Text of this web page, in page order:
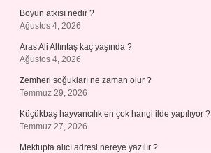
Boyun atkısı nedir ?
Ağustos 4, 2026
Aras Ali Altıntaş kaç yaşında ?
Ağustos 4, 2026
Zemheri soğukları ne zaman olur ?
Temmuz 29, 2026
Küçükbaş hayvancılık en çok hangi ilde yapılıyor ?
Temmuz 27, 2026
Mektupta alıcı adresi nereye yazılır ?